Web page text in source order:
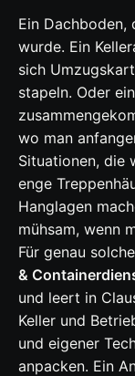
Ein Dachboden,
wurde. Ein
sich
stapeln. Oder
wo man
Situationen, die
enge
Hanglagen
mühsam, wenn
Für genau
&
und leert in
Keller und
und eigener
anpacken. Ein